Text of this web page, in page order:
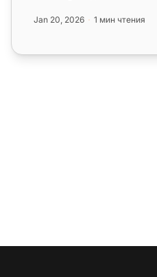
Jan 20, 2026 1 мин чтения